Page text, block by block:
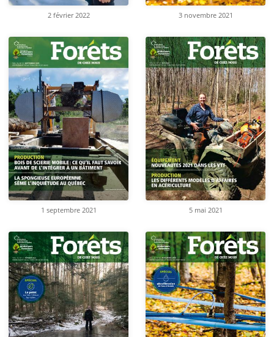
2 février 2022 3 novembre 2021
1 septembre 2021 5 mai 2021